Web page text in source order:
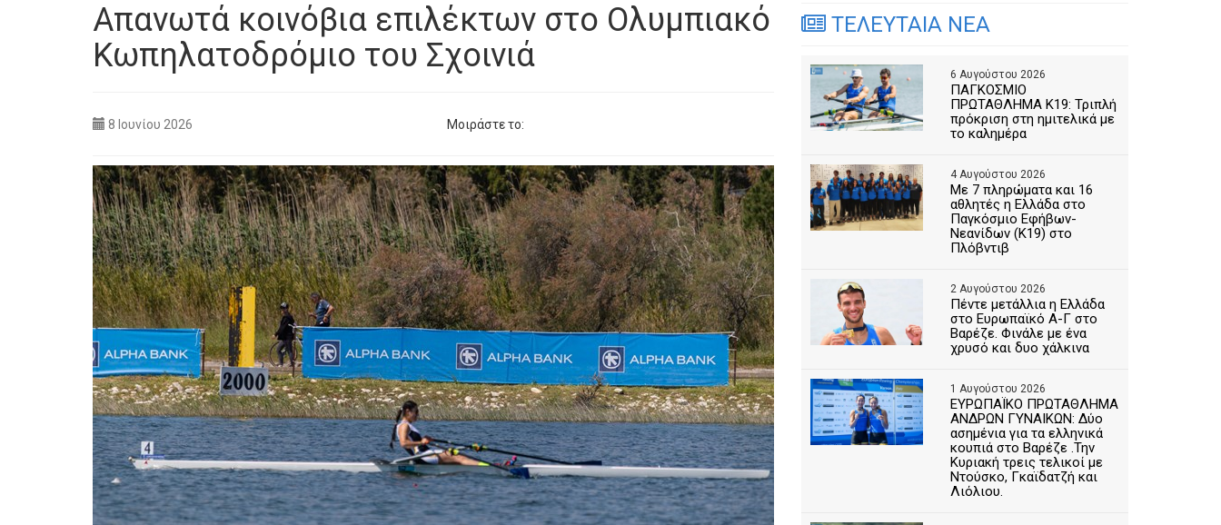
Απανωτά κοινόβια επιλέκτων στο Ολυμπιακό
Κωπηλατοδρόμιο του Σχοινιά
8 Ιουνίου 2026 Μοιράστε το:
ΤΕΛΕΥΤΑΙΑ ΝΕΑ
6 Αυγούστου 2026
ΠΑΓΚΟΣΜΙΟ
ΠΡΩΤΑΘΛΗΜΑ Κ19: Τριπλή
πρόκριση στη ημιτελικά με
το καλημέρα
4 Αυγούστου 2026
Με 7 πληρώματα και 16
αθλητές η Ελλάδα στο
Παγκόσμιο Εφήβων-
Νεανίδων (Κ19) στο
Πλόβντιβ
2 Αυγούστου 2026
Πέντε μετάλλια η Ελλάδα
στο Ευρωπαϊκό Α-Γ στο
Βαρέζε. Φινάλε με ένα
χρυσό και δυο χάλκινα
1 Αυγούστου 2026
ΕΥΡΩΠΑΪΚΟ ΠΡΩΤΑΘΛΗΜΑ
ΑΝΔΡΩΝ ΓΥΝΑΙΚΩΝ: Δύο
ασημένια για τα ελληνικά
κουπιά στο Βαρέζε .Την
Κυριακή τρεις τελικοί με
Ντούσκο, Γκαϊδατζή και
Λιόλιου.